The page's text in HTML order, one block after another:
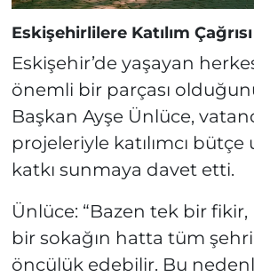
Eskişehirlilere Katılım Çağrısı
Eskişehir’de yaşayan
önemli bir parçası
Başkan Ayşe Ünlüce,
projeleriyle katılımcı bütçe
katkı sunmaya davet etti.
Ünlüce: “Bazen tek bir
bir sokağın hatta tüm
öncülük edebilir. Bu